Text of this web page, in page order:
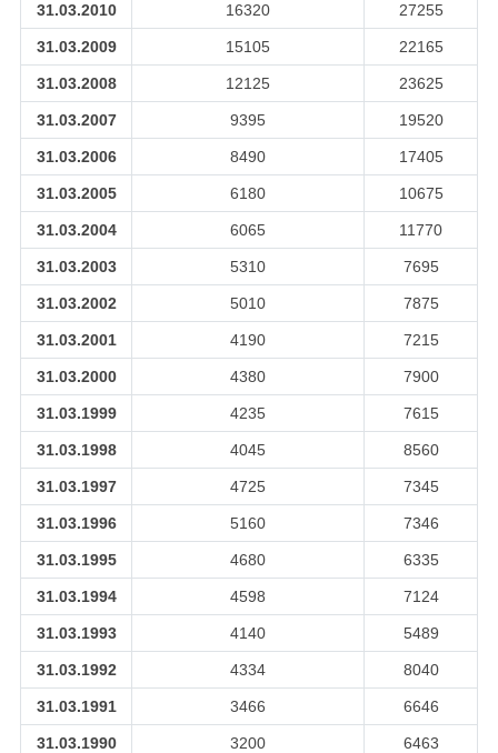
31.03.2010 16320 27255
31.03.2009 15105 22165
31.03.2008 12125 23625
31.03.2007 9395 19520
31.03.2006 8490 17405
31.03.2005 6180 10675
31.03.2004 6065 11770
31.03.2003 5310 7695
31.03.2002 5010 7875
31.03.2001 4190 7215
31.03.2000 4380 7900
31.03.1999 4235 7615
31.03.1998 4045 8560
31.03.1997 4725 7345
31.03.1996 5160 7346
31.03.1995 4680 6335
31.03.1994 4598 7124
31.03.1993 4140 5489
31.03.1992 4334 8040
31.03.1991 3466 6646
31.03.1990 3200 6463